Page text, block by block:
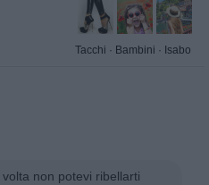
Tacchi · Bambini · Isabo
non potevi ribellarti